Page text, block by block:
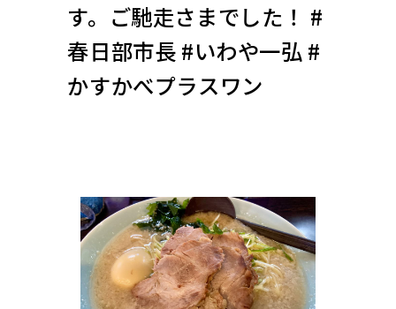
す。ご馳走さまでした！ #
春日部市長 #いわや一弘 #
かすかべプラスワン